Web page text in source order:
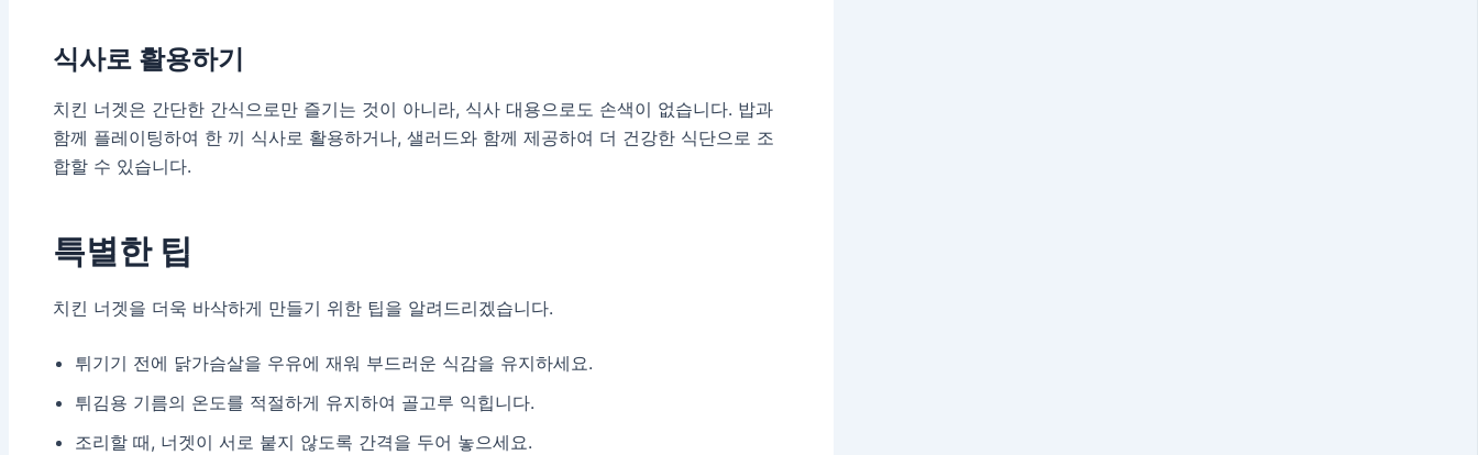
식사로 활용하기
치킨 너겟은 간단한 간식으로만 즐기는 것이 아니라, 식사 대용으로도 손색이 없습니다. 밥과
함께 플레이팅하여 한 끼 식사로 활용하거나, 샐러드와 함께 제공하여 더 건강한 식단으로 조
합할 수 있습니다.
특별한 팁
치킨 너겟을 더욱 바삭하게 만들기 위한 팁을 알려드리겠습니다.
튀기기 전에 닭가슴살을 우유에 재워 부드러운 식감을 유지하세요.
튀김용 기름의 온도를 적절하게 유지하여 골고루 익힙니다.
조리할 때, 너겟이 서로 붙지 않도록 간격을 두어 놓으세요.